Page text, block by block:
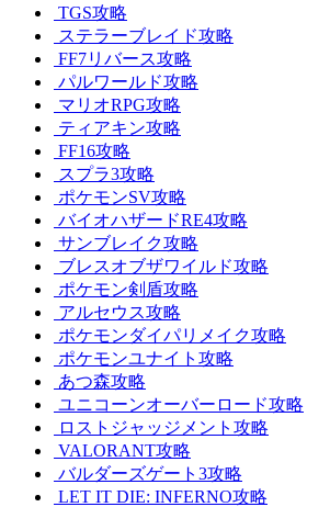
TGS攻略
ステラーブレイド攻略
FF7リバース攻略
パルワールド攻略
マリオRPG攻略
ティアキン攻略
FF16攻略
スプラ3攻略
ポケモンSV攻略
バイオハザードRE4攻略
サンブレイク攻略
ブレスオブザワイルド攻略
ポケモン剣盾攻略
アルセウス攻略
ポケモンダイパリメイク攻略
ポケモンユナイト攻略
あつ森攻略
ユニコーンオーバーロード攻略
ロストジャッジメント攻略
VALORANT攻略
バルダーズゲート3攻略
LET IT DIE: INFERNO攻略